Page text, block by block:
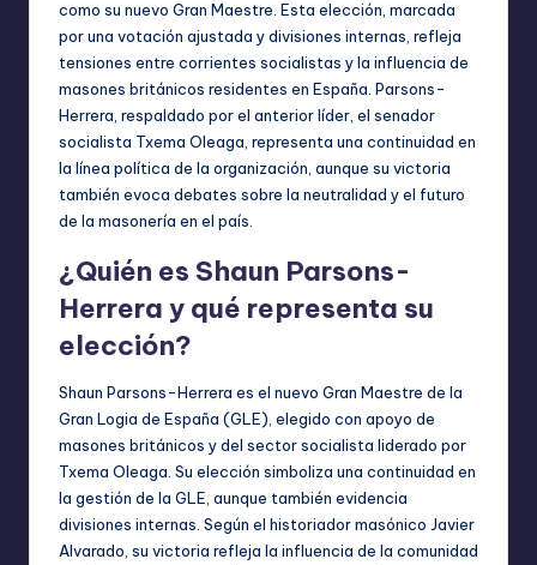
como su nuevo Gran Maestre. Esta elección, marcada
por una votación ajustada y divisiones internas, refleja
tensiones entre corrientes socialistas y la influencia de
masones británicos residentes en España. Parsons-
Herrera, respaldado por el anterior líder, el senador
socialista Txema Oleaga, representa una continuidad en
la línea política de la organización, aunque su victoria
también evoca debates sobre la neutralidad y el futuro
de la masonería en el país.
¿Quién es Shaun Parsons-
Herrera y qué representa su
elección?
Shaun Parsons-Herrera es el nuevo Gran Maestre de la
Gran Logia de España (GLE), elegido con apoyo de
masones británicos y del sector socialista liderado por
Txema Oleaga. Su elección simboliza una continuidad en
la gestión de la GLE, aunque también evidencia
divisiones internas. Según el historiador masónico Javier
Alvarado, su victoria refleja la influencia de la comunidad